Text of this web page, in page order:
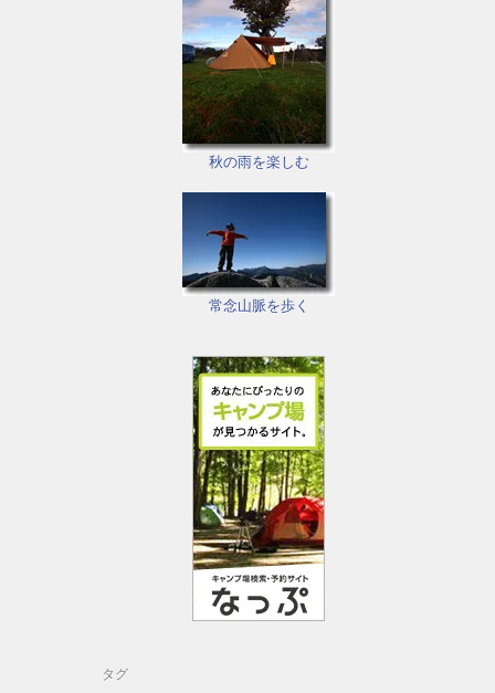
秋の雨を楽しむ
常念山脈を歩く
タグ